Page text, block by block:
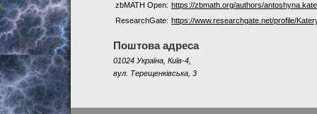
zbMATH Open: https://zbmath.org/authors/
ResearchGate: https://www.researchgate.net/profile/
Поштова адреса
01024 Україна, Київ-4,
вул. Терещенківська, 3